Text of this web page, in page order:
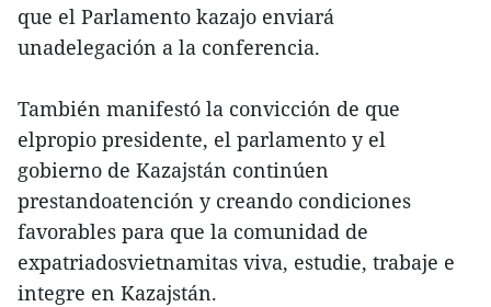
que el Parlamento kazajo enviará
unadelegación a la conferencia.
También manifestó la convicción de que
elpropio presidente, el parlamento y el
gobierno de Kazajstán continúen
prestandoatención y creando condiciones
favorables para que la comunidad de
expatriadosvietnamitas viva, estudie, trabaje e
integre en Kazajstán.